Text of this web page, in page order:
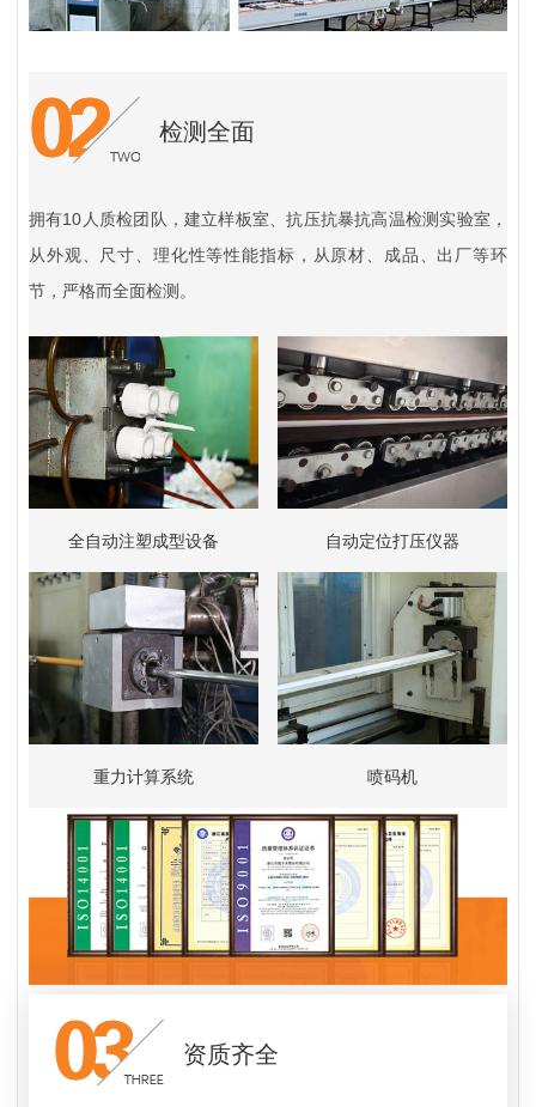
检测全面
拥有10人质检团队，建立样板室、抗压抗暴抗高温检测实验室，
从外观、尺寸、理化性等性能指标，从原材、成品、出厂等环
节，严格而全面检测。
全自动注塑成型设备 自动定位打压仪器
重力计算系统 喷码机
资质齐全